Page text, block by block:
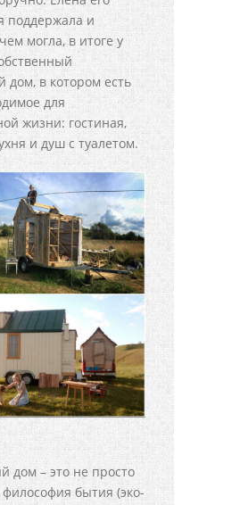
поддержала и
могла, в итоге у
дом, в котором есть
для
жизни: гостиная,
и душ с туалетом.
дом – это не просто
бытия (эко-